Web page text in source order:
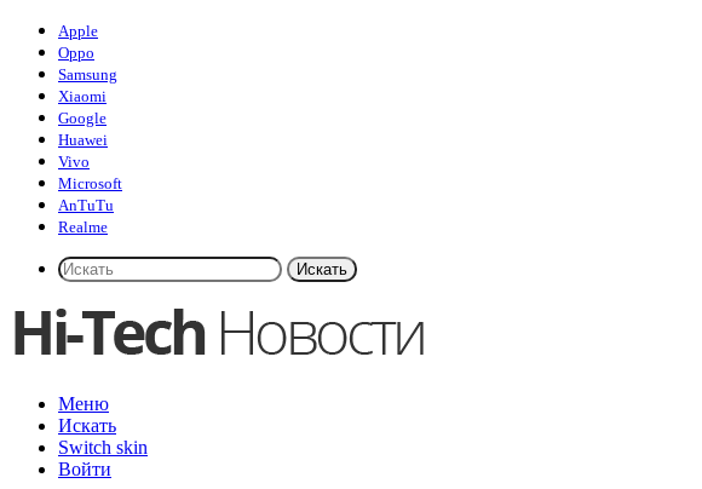
Apple
Oppo
Samsung
Xiaomi
Google
Huawei
Vivo
Microsoft
AnTuTu
Realme
Искать
Меню
Искать
Switch skin
Войти